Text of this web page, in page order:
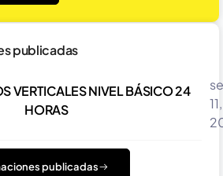
publicadas
VERTICALES NIVEL BÁSICO 24
HORAS
11,
publicadas